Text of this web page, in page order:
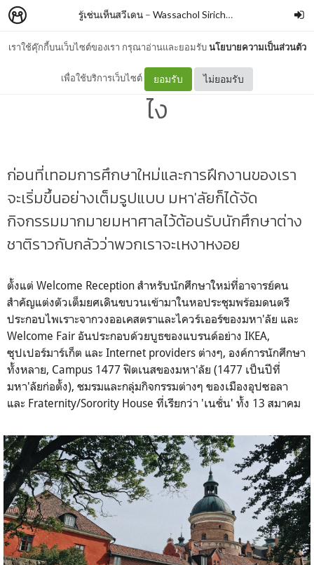
เราใช้คุ๊กกี้บนเว็บไซต์ของเรา กรุณาอ่านและยอมรับนโยบายความเป็นส่วนตัว
เพื่อใช้บริการเว็บไซต์ ยอมรับ ไม่ยอมรับ
รู้เช่นเห็นสวีเดน – Wassachol Sirichanthanun
4 — ปราสาทสวีเดนมันเป็นยัง
ไง
ก่อนที่เทอมการศึกษาใหม่และการฝึกงานของเรา
จะเริ่มขึ้นอย่างเต็มรูปแบบ มหา'ลัยก็ได้จัด
กิจกรรมมากมายมหาศาลไว้ต้อนรับนักศึกษาต่าง
ชาติราวกับกลัวว่าพวกเราจะเหงาหงอย
ตั้งแต่ Welcome Reception สำหรับนักศึกษาใหม่ที่อาจารย์คน
สำคัญแต่งตัวเต็มยศเดินขบวนเข้ามาในหอประชุมพร้อมดนตรี
ประกอบไพเราะจากวงออเคสตราและไควร์เออร์ของมหา'ลัย และ
Welcome Fair อันประกอบด้วยบูธของแบรนด์อย่าง IKEA,
ซุปเปอร์มาร์เก็ต และ Internet providers ต่างๆ, องค์การนักศึกษา
ทั้งหลาย, Campus 1477 ฟิตเนสของมหา'ลัย (1477 เป็นปีที่
มหา'ลัยก่อตั้ง), ชมรมและกลุ่มกิจกรรมต่างๆ ของเมืองอุปซอลา
และ Fraternity/Sorority House ที่เรียกว่า 'เนชั่น' ทั้ง 13 สมาคม